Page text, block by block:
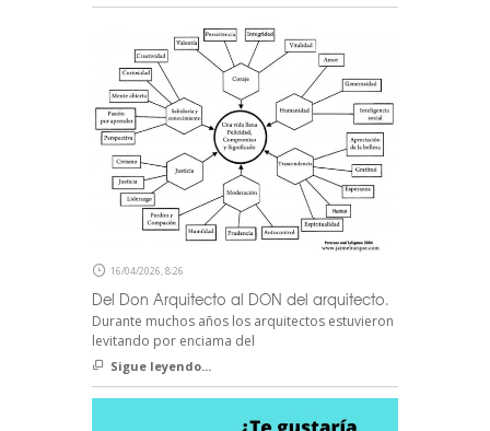
16/04/2026, 8:26
Del Don Arquitecto al DON del arquitecto.
Durante muchos años los arquitectos estuvieron
levitando por enciama del
Sigue leyendo...